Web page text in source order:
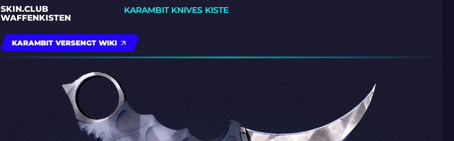
SKIN.CLUB
WAFFENKISTEN
KARAMBIT KNIVES KISTE
KARAMBIT VERSENGT WIKI